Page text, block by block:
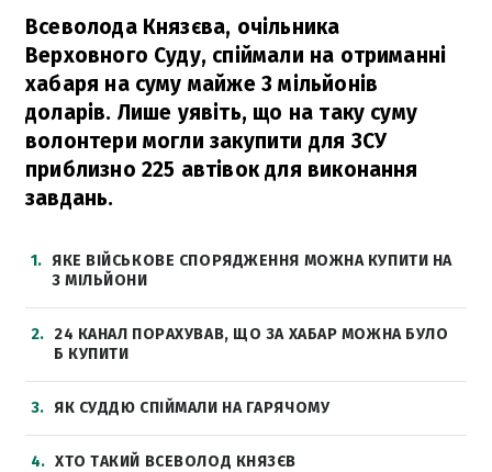
Всеволода Князєва, очільника
Верховного Суду, спіймали на отриманні
хабаря на суму майже 3 мільйонів
доларів. Лише уявіть, що на таку суму
волонтери могли закупити для ЗСУ
приблизно 225 автівок для виконання
завдань.
1
ЯКЕ ВІЙСЬКОВЕ СПОРЯДЖЕННЯ МОЖНА КУПИТИ НА
3 МІЛЬЙОНИ
2
24 КАНАЛ ПОРАХУВАВ, ЩО ЗА ХАБАР МОЖНА БУЛО
Б КУПИТИ
3 ЯК СУДДЮ СПІЙМАЛИ НА ГАРЯЧОМУ
4 ХТО ТАКИЙ ВСЕВОЛОД КНЯЗЄВ